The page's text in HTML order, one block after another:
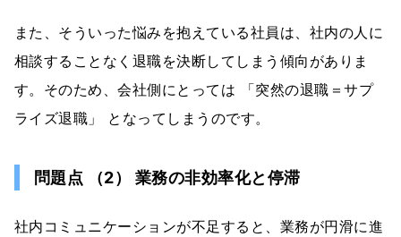
また、そういった悩みを抱えている社員は、社内の人に
相談することなく退職を決断してしまう傾向がありま
す。そのため、会社側にとっては 「突然の退職＝サプ
ライズ退職」 となってしまうのです。
問題点 （2） 業務の非効率化と停滞
社内コミュニケーションが不足すると、業務が円滑に進